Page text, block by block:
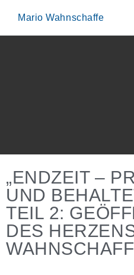
Mario Wahnschaffe
„ENDZEIT –
UND
TEIL 2:
DES